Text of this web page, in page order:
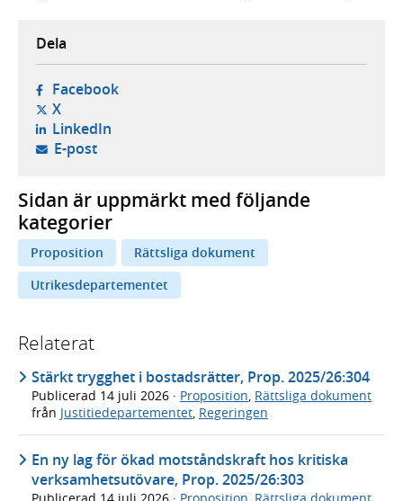
Dela
Facebook- öppnas i ny flik, extern webbplats,
X- öppnas i ny flik, extern webbplats,
LinkedIn- öppnas i ny flik, extern webbplats,
E-post- öppnar din e-postklient,
Sidan är uppmärkt med följande
kategorier
Proposition
Rättsliga dokument
Utrikesdepartementet
Relaterat
Stärkt trygghet i bostadsrätter, Prop. 2025/26:304
Publicerad 14 juli 2026 · Proposition, Rättsliga dokument
från Justitiedepartementet, Regeringen
En ny lag för ökad motståndskraft hos kritiska
verksamhetsutövare, Prop. 2025/26:303
Publicerad 14 juli 2026 · Proposition Rättsliga dokument